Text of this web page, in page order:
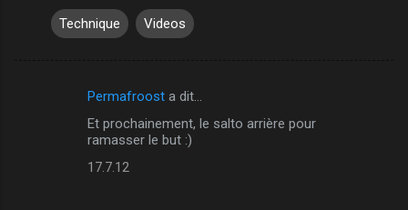
Technique Videos
Permafroost a dit…
Et prochainement, le salto arrière pour
ramasser le but :)
17.7.12